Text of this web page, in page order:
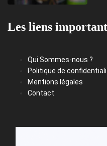
Les liens
Qui Sommes-nous ?
Politique de
Mentions légales
Contact